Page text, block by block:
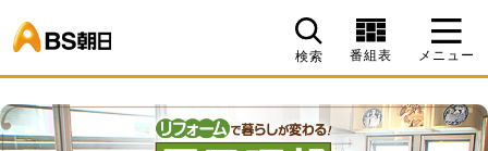
検索 番組表 メニュー